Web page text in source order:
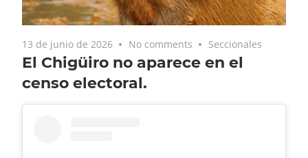
13 de junio de 2026 No comments Seccionales
El Chigüiro no aparece en el
censo electoral.